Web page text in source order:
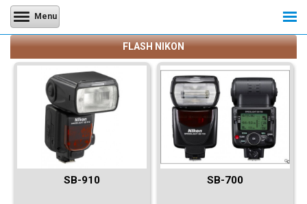
Menu
FLASH NIKON
SB-910 SB-700